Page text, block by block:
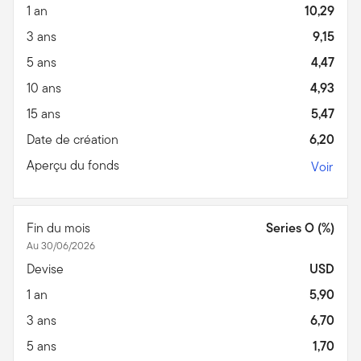
1 an
10,29
3 ans
9,15
5 ans
4,47
10 ans
4,93
15 ans
5,47
Date de création
6,20
Aperçu du fonds
Voir
Fin du mois
Au 30/06/2026
Series O (%)
Devise
USD
1 an
5,90
3 ans
6,70
5 ans
1,70